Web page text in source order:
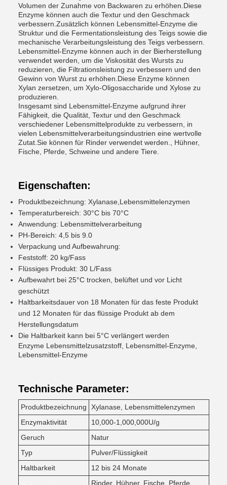
Volumen der Zunahme von Backwaren zu erhöhen.Diese
Enzyme können auch die Textur und den Geschmack
verbessern.Zusätzlich können Lebensmittel-Enzyme die
Struktur und die Fermentationsleistung des Teigs sowie die
mechanische Verarbeitungsleistung des Teigs verbessern.
Lebensmittel-Enzyme können auch in der Bierherstellung
verwendet werden, um die Viskosität des Wursts zu
reduzieren, die Filtrationsleistung zu verbessern und den
Gewinn von Wurst zu erhöhen.Diese Enzyme können
Xylan zersetzen, um Xylo-Oligosaccharide und Xylose zu
produzieren.
Insgesamt sind Lebensmittel-Enzyme aufgrund ihrer
Fähigkeit, die Qualität, Textur und den Geschmack
verschiedener Lebensmittelprodukte zu verbessern, in
vielen Lebensmittelverarbeitungsindustrien eine wertvolle
Zutat.Sie können für Rinder verwendet werden., Hühner,
Fische, Pferde, Schweine und andere Tiere.
Eigenschaften:
Produktbezeichnung: Xylanase,Lebensmittelenzymen
Temperaturbereich: 30°C bis 70°C
Anwendung: Lebensmittelverarbeitung
PH-Bereich: 4,5 bis 9.0
Verpackung und Aufbewahrung:
Feststoff: 20 kg/Fass
Flüssiges Produkt: 30 L/Fass
Aufbewahrt bei 25°C trocken, belüftet und vor Licht
geschützt
Haltbarkeitsdauer von 18 Monaten für das feste Produkt
und 12 Monaten für das flüssige Produkt ab dem
Herstellungsdatum
Die Haltbarkeit kann bei 5°C verlängert werden
Enzyme Lebensmittelzusatzstoff, Lebensmittel-Enzyme,
Lebensmittel-Enzyme
Technische Parameter:
Produktbezeichnung
Xylanase, Lebensmittelenzymen
Enzymaktivität
10,000-1,000,000U/g
Geruch
Natur
Typ
Pulver/Flüssigkeit
Haltbarkeit
12 bis 24 Monate
Rinder, Hühner, Fische, Pferde,